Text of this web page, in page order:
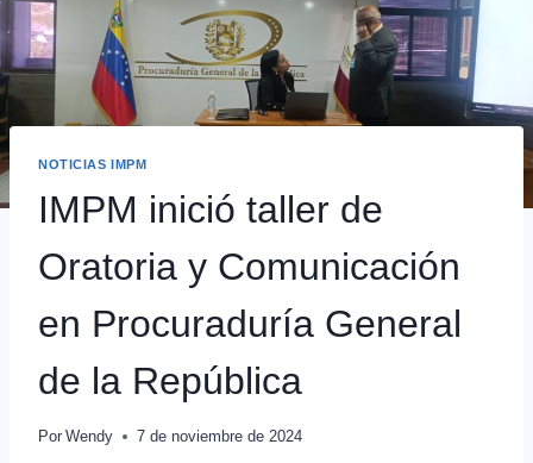
NOTICIAS IMPM
IMPM inició taller de
Oratoria y Comunicación
en Procuraduría General
de la República
Por Wendy 7 de noviembre de 2024